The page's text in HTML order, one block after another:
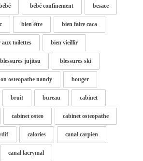
bébé confinement besace
bien être bien faire caca
aux toilettes bien vieillir
blessures jujitsu blessures ski
osteopathe nandy bouger
bruit bureau cabinet
cabinet osteo cabinet osteopathe
calories canal carpien
canal lacrymal